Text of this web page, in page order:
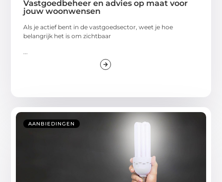
Vastgoedbeheer en advies op maat voor
jouw woonwensen
Als je actief bent in de vastgoedsector, weet je hoe
belangrijk het is om zichtbaar
...
AANBIEDINGEN